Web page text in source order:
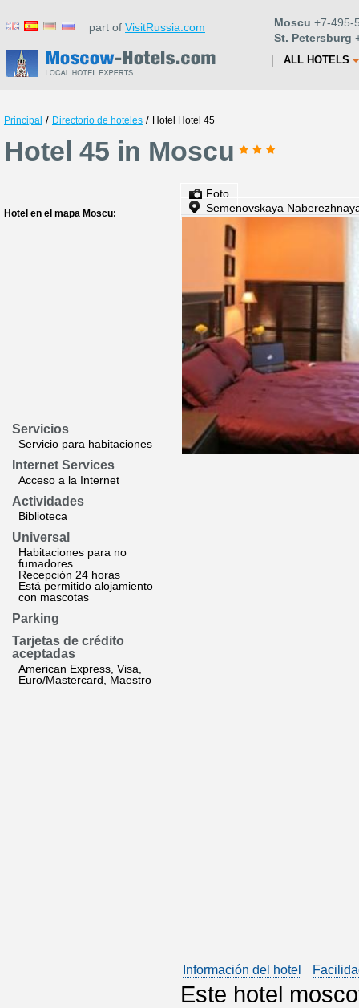
part of VisitRussia.com Moscu +7-495-
St. Petersburg
ALL HOTELS
Principal / Directorio de hoteles / Hotel Hotel 45
Hotel 45 in Moscu
Hotel en el mapa Moscu:
Servicios
Servicio para habitaciones
Internet Services
Acceso a la Internet
Actividades
Biblioteca
Universal
Habitaciones para no
fumadores
Recepción 24 horas
Está permitido alojamiento
con mascotas
Parking
Tarjetas de crédito
aceptadas
American Express, Visa,
Euro/Mastercard, Maestro
Foto
Semenovskaya
Información del hotel
Este hotel